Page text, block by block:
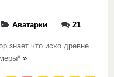
Аватарки 21
знает что исхо древне
»